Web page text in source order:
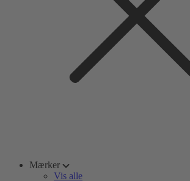
Mærker
Vis alle